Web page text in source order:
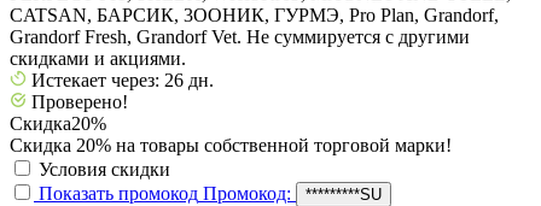
CATSAN, БАРСИК, 3ООНИК, ГУРМЭ, Pro Plan, Grandorf,
Grandorf Fresh, Grandorf Vet. Не суммируется с другими
скидками и акциями.
Истекает через: 26 дн.
Проверено!
Скидка20%
Скидка 20% на товары собственной торговой марки!
Условия скидки
Показать промокод Промокод: *********SU